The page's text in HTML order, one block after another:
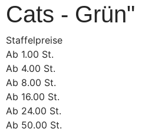
Cats - Grün"
Staffelpreise
Ab 1.00 St.
Ab 4.00 St.
Ab 8.00 St.
Ab 16.00 St.
Ab 24.00 St.
Ab 50.00 St.